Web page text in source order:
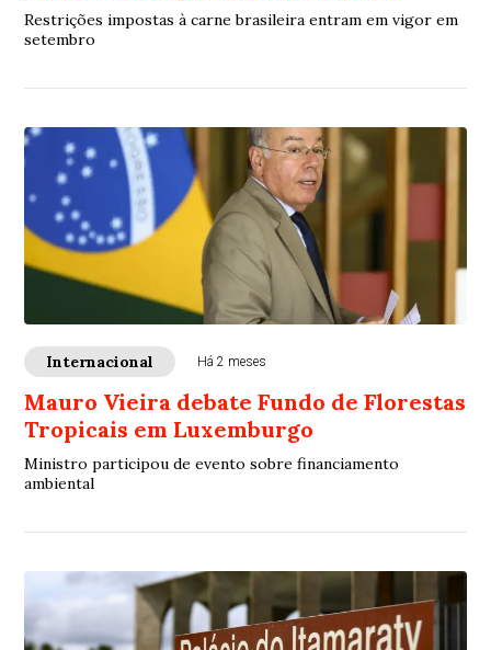
Restrições impostas à carne brasileira entram em vigor em
setembro
Internacional Há 2 meses
Mauro Vieira debate Fundo de Florestas
Tropicais em Luxemburgo
Ministro participou de evento sobre financiamento
ambiental